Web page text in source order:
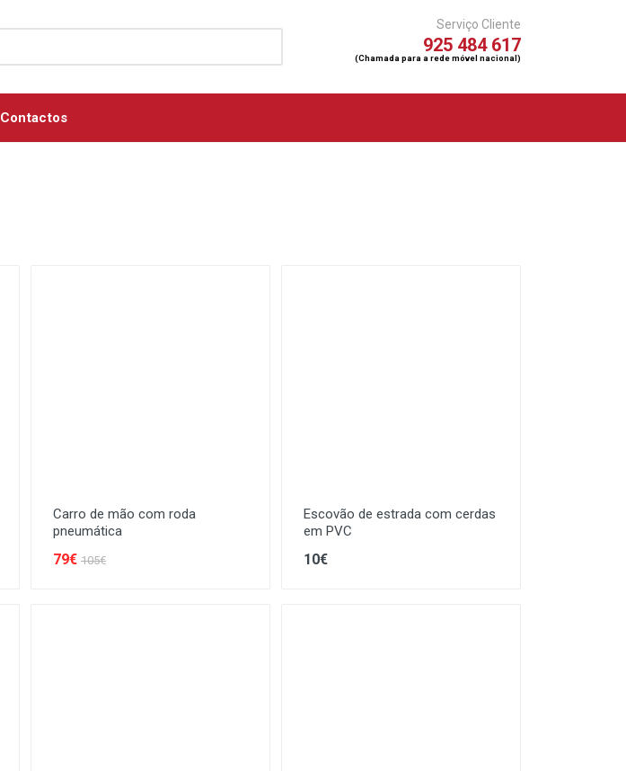
Serviço Cliente
925 484 617
(Chamada para a rede móvel nacional)
Contactos
Carro de mão com roda
pneumática
79€ 105€
Escovão de estrada com cerdas
em PVC
10€